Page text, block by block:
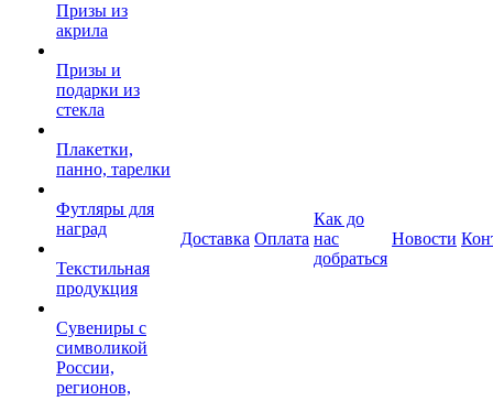
Призы из
акрила
Призы и
подарки из
стекла
Плакетки,
панно, тарелки
Футляры для
наград
Текстильная
продукция
Сувениры с
символикой
России,
регионов,
Доставка Оплата
Как до
нас
добраться
Новости